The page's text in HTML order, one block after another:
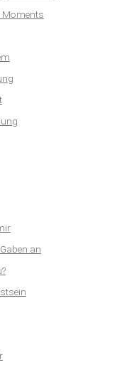
Moments
an